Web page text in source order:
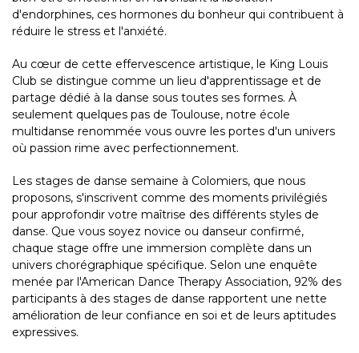
d'endorphines, ces hormones du bonheur qui contribuent à
réduire le stress et l'anxiété.
Au cœur de cette effervescence artistique, le King Louis
Club se distingue comme un lieu d'apprentissage et de
partage dédié à la danse sous toutes ses formes. À
seulement quelques pas de Toulouse, notre école
multidanse renommée vous ouvre les portes d'un univers
où passion rime avec perfectionnement.
Les stages de danse semaine à Colomiers, que nous
proposons, s'inscrivent comme des moments privilégiés
pour approfondir votre maîtrise des différents styles de
danse. Que vous soyez novice ou danseur confirmé,
chaque stage offre une immersion complète dans un
univers chorégraphique spécifique. Selon une enquête
menée par l'American Dance Therapy Association, 92% des
participants à des stages de danse rapportent une nette
amélioration de leur confiance en soi et de leurs aptitudes
expressives.